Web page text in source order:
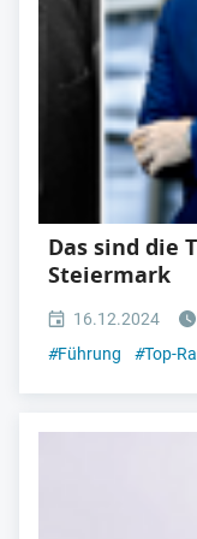
Das sind die
Steiermark
16.12.2024
#Führung #Top-